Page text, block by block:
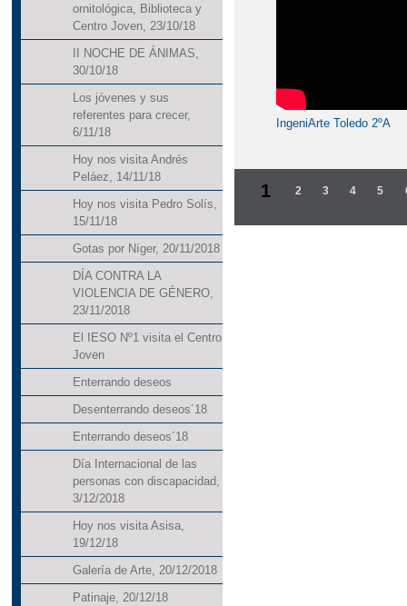
ornitológica, Biblioteca y
Centro Joven, 23/10/18
II NOCHE DE ÁNIMAS,
30/10/18
Los jóvenes y sus
referentes para crecer,
6/11/18
Hoy nos visita Andrés
Peláez, 14/11/18
Hoy nos visita Pedro Solís,
15/11/18
Gotas por Níger, 20/11/2018
DÍA CONTRA LA
VIOLENCIA DE GÉNERO,
23/11/2018
El IESO Nº1 visita el Centro
Joven
Enterrando deseos
Desenterrando deseos´18
Enterrando deseos´18
Día Internacional de las
personas con discapacidad,
3/12/2018
Hoy nos visita Asisa,
19/12/18
Galería de Arte, 20/12/2018
Patinaje, 20/12/18
IngeniArte Toledo 2ºA
1 2 3 4 5